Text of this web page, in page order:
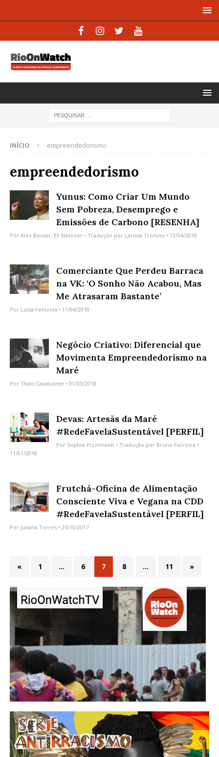
INÍCIO empreendedorismo
empreendedorismo
Yunus: Como Criar Um Mundo
Sem Pobreza, Desemprego e
Emissões de Carbono [RESENHA]
Por Alex Besser, Eli Nemzer • Tradução por Larissa Troitino • 13/04/2018
Comerciante Que Perdeu Barraca
na VK: ‘O Sonho Não Acabou, Mas
Me Atrasaram Bastante’
Por Luisa Fenizola • 11/04/2018
Negócio Criativo: Diferencial que
Movimenta Empreendedorismo na
Maré
Por Thaís Cavalcante • 01/03/2018
Devas: Artesãs da Maré
#RedeFavelaSustentável [PERFIL]
Por Sophie Pizzimenti • Tradução por Bruno Ferreira •
11/01/2018
Frutchá-Oficina de Alimentação
Consciente Viva e Vegana na CDD
#RedeFavelaSustentável [PERFIL]
Por Juliana Torres • 25/10/2017
« 1 … 6 7 8 … 11 »